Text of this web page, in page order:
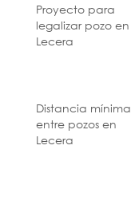
Proyecto para
legalizar pozo en
Lecera
Distancia mínima
entre pozos en
Lecera